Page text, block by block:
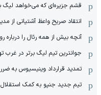
قشم جزیره‌ای که می‌خواهد لیگ
انتقاد صریح واعظ آشتیانی از
آنچه بیش از همه رئال را درباره
جوانترین تیم لیگ برتر در غرب
تمدید قرارداد وینیسیوس به
تیم جدید جنپو به کمک استقلال